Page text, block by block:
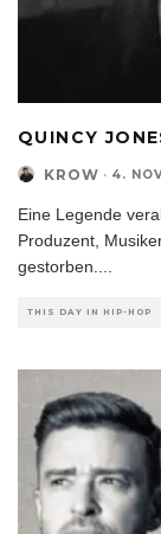
QUINCY
KROW · 4.
Eine Legende
Produzent,
gestorben.
THIS DAY IN HIP-HOP